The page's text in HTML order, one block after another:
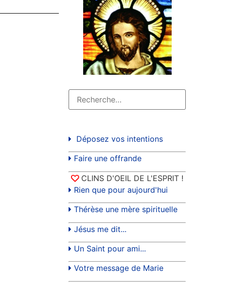
Déposez vos intentions
Faire une offrande
CLINS D'OEIL DE L'ESPRIT !
Rien que pour aujourd'hui
Thérèse une mère spirituelle
Jésus me dit...
Un Saint pour ami...
Votre message de Marie